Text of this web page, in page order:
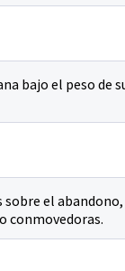
bajo el peso de
el
conmovedoras.